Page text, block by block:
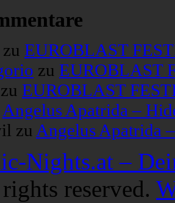
zu EUROBLAST
zu EUROBLAST
zu EUROBLAST
Angelus Apatrida –
zu Angelus Apatrida
Nights.at –
reserved.